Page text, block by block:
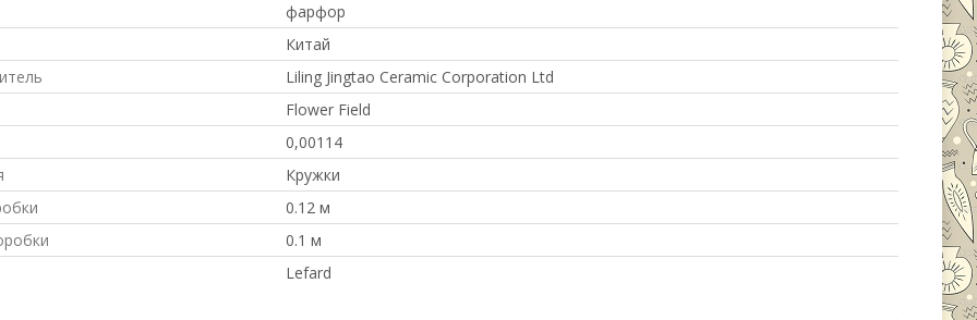
фарфор
Китай
Liling Jingtao Ceramic Corporation Ltd
Flower Field
0,00114
Кружки
0.12 м
0.1 м
Lefard